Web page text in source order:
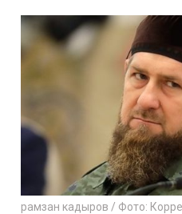
рамзан кадыров / Фото: